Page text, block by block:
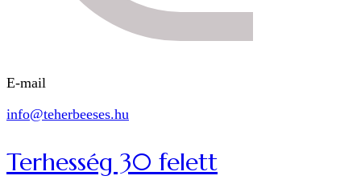
E-mail
info@teherbeeses.hu
Terhesség 30 felett